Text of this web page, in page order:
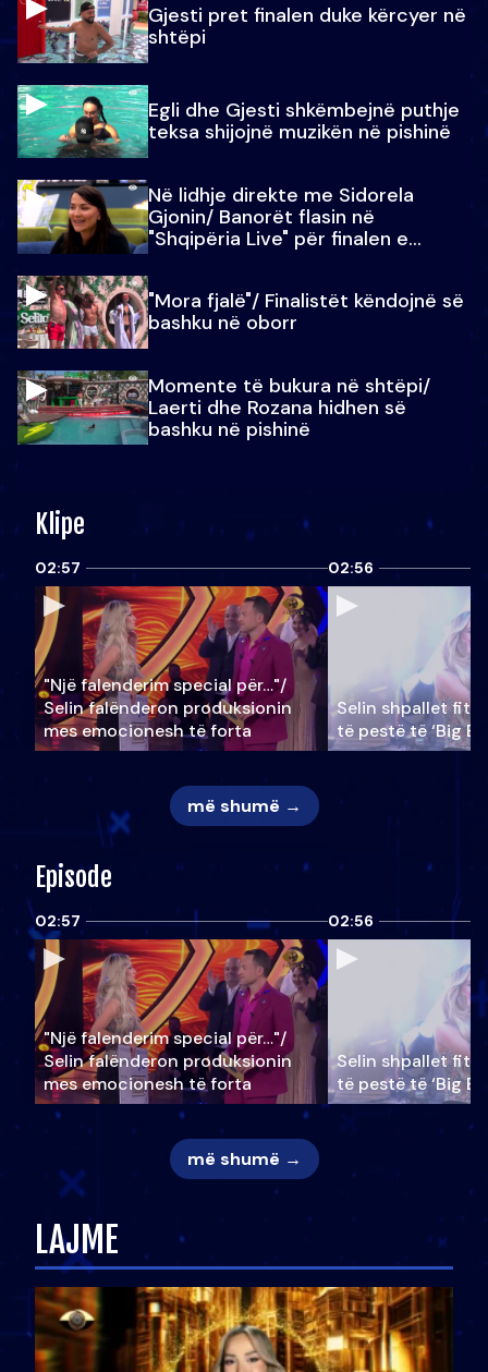
Gjesti pret finalen duke kërcyer në
shtëpi
Egli dhe Gjesti shkëmbejnë puthje
teksa shijojnë muzikën në pishinë
Në lidhje direkte me Sidorela
Gjonin/ Banorët flasin në
"Shqipëria Live" për finalen e
"Mora fjalë"/ Finalistët këndojnë së
bashku në oborr
Momente të bukura në shtëpi/
Laerti dhe Rozana hidhen së
bashku në pishinë
Klipe
02:57
"Një falenderim special për…"/
Selin falënderon produksionin
mes emocionesh të forta
02:56
Selin shpallet
të pestë të ‘Big
më shumë →
Episode
02:57
"Një falenderim special për…"/
Selin falënderon produksionin
mes emocionesh të forta
02:56
Selin shpallet
të pestë të ‘Big
më shumë →
LAJME